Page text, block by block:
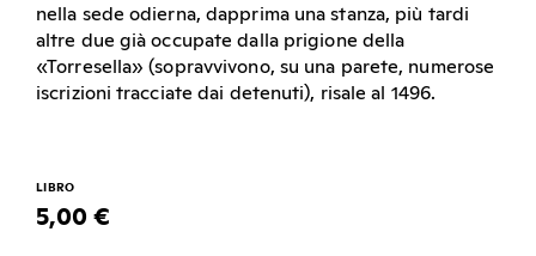
nella sede odierna, dapprima una stanza, più tardi
altre due già occupate dalla prigione della
«Torresella» (sopravvivono, su una parete, numerose
iscrizioni tracciate dai detenuti), risale al 1496.
LIBRO
5,00 €